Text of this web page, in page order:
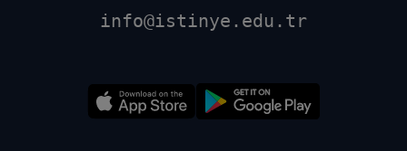
info@istinye.edu.tr